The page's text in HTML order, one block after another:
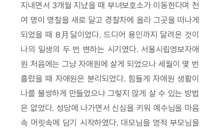
지내면서 3개월 지났을 때 부녀보호소가 이동한다며 천
여 명이 명찰을 새로 달고 경찰차에 올라 그곳을 떠나게
되었을 때 8月달이었다. 드디어 용인까지 달려온 것이
나의 일생의 두 번 변하는 시기였다. 서울시립영보자애
원 처음에는 그냥 자애원에 살게 되었으나 세월이 몇 번
흘렀을 때 자애원은 분리되었다. 힘들게 자애원 생활이
나를 불쌍하게 만들었으나 그렇지 않게 살 수 있는 방법
은 없었다. 성당에 나가면서 신심을 키워 예수님을 마음
속 머릿속에 담기 시작하였다. 대모님을 영적 부모님을